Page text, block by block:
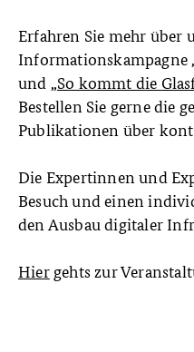
Erfahren Sie mehr über
Informationskampagne
und „So kommt die
Bestellen Sie gerne die
Publikationen über
Die Expertinnen und
Besuch und einen
den Ausbau digitaler
Hiergehts zur